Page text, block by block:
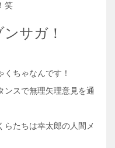
笑
サガ！
ちゃなんです！
ンスで無理矢理意見を通
らたちは幸太郎の人間メ